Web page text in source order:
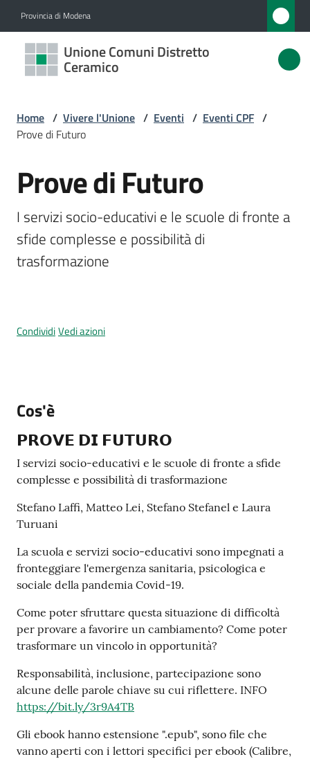
Provincia di Modena
Unione Comuni Distretto
Ceramico
Unione
Comuni
Ceramico
Amministrazione
Novità
Servizi
gli
argomenti...
Seguici
Home / Vivere l'Unione / Eventi / Eventi CPF /
Prove di Futuro
Salta al contenuto
Prove di Futuro
I servizi socio-educativi e le scuole di fronte a
sfide complesse e possibilità di
trasformazione
CondividiVedi azioni
Cos'è
𝗣𝗥𝗢𝗩𝗘 𝗗𝗜 𝗙𝗨𝗧𝗨𝗥𝗢
I servizi socio-educativi e le scuole di fronte a sfide
complesse e possibilità di trasformazione
Stefano Laffi, Matteo Lei, Stefano Stefanel e Laura
Turuani
La scuola e servizi socio-educativi sono impegnati a
fronteggiare l'emergenza sanitaria, psicologica e
sociale della pandemia Covid-19.
Come poter sfruttare questa situazione di difficoltà
per provare a favorire un cambiamento? Come poter
trasformare un vincolo in opportunità?
Responsabilità, inclusione, partecipazione sono
alcune delle parole chiave su cui riflettere. INFO
https://bit.ly/3r9A4TB
Gli ebook hanno estensione ".epub", sono file che
vanno aperti con i lettori specifici per ebook (Calibre,